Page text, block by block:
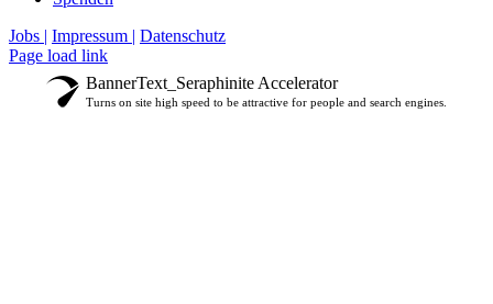
Jobs | Impressum | Datenschutz
Instagram
LinkedIn
Page load link
BannerText_Seraphinite Accelerator
Turns on site high speed to be attractive for people and search engines.